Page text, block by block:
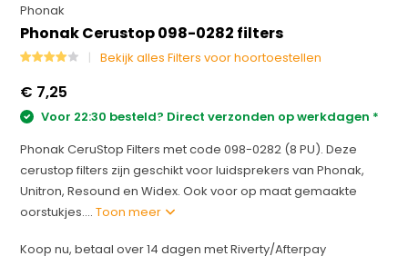
Phonak
Phonak Cerustop 098-0282 filters
Bekijk alles Filters voor hoortoestellen
€ 7,25
Voor 22:30 besteld? Direct verzonden op werkdagen *
Phonak CeruStop Filters met code 098-0282 (8 PU). Deze
cerustop filters zijn geschikt voor luidsprekers van Phonak,
Unitron, Resound en Widex. Ook voor op maat gemaakte
oorstukjes....Toon meer
Koop nu, betaal over 14 dagen met Riverty/Afterpay